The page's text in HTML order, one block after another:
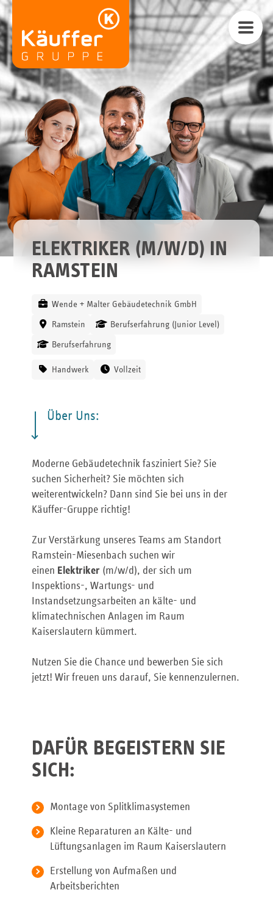
ELEKTRIKER (M/W/D) IN
RAMSTEIN
Wende + Malter Gebäudetechnik GmbH
Ramstein Berufserfahrung (Junior Level)
Berufserfahrung
Handwerk Vollzeit
Über Uns:
Moderne Gebäudetechnik fasziniert Sie? Sie
suchen Sicherheit? Sie möchten sich
weiterentwickeln? Dann sind Sie bei uns in der
Käuffer-Gruppe richtig!
Zur Verstärkung unseres Teams am Standort
Ramstein-Miesenbach suchen wir
einen Elektriker (m/w/d), der sich um
Inspektions-, Wartungs- und
Instandsetzungsarbeiten an kälte- und
klimatechnischen Anlagen im Raum
Kaiserslautern kümmert.
Nutzen Sie die Chance und bewerben Sie sich
jetzt! Wir freuen uns darauf, Sie kennenzulernen.
DAFÜR BEGEISTERN SIE
SICH:
Montage von Splitklimasystemen
Kleine Reparaturen an Kälte- und
Lüftungsanlagen im Raum Kaiserslautern
Erstellung von Aufmaßen und
Arbeitsberichten